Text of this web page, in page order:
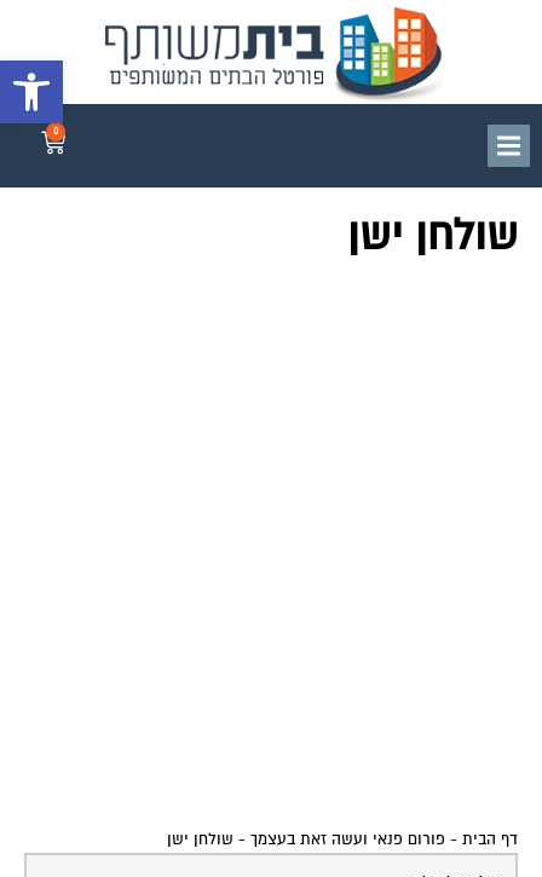
פתח
שולחן ישן
שלום לכולם